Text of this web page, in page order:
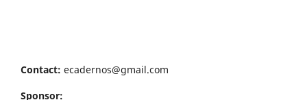
Contact: ecadernos@gmail.com
Sponsor: